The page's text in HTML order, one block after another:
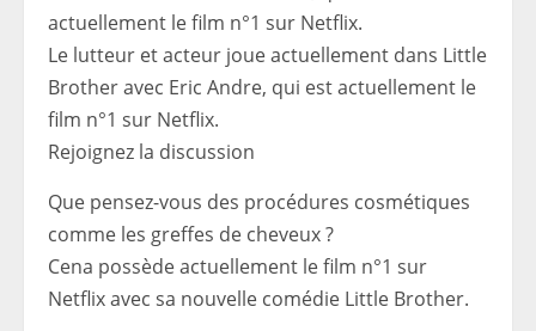
Le lutteur et acteur joue actuellement dans Little
Brother avec Eric Andre, qui est actuellement le
film n°1 sur Netflix.
Rejoignez la discussion
Que pensez-vous des procédures cosmétiques
comme les greffes de cheveux ?
Cena possède actuellement le film n°1 sur
Netflix avec sa nouvelle comédie Little Brother.